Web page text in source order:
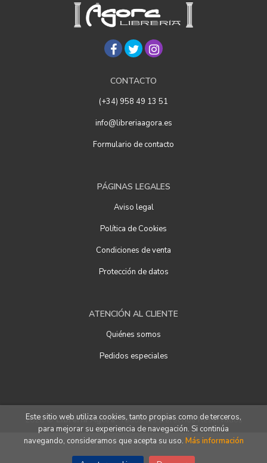
CONTACTO
(+34) 958 49 13 51
info@libreriaagora.es
Formulario de contacto
PÁGINAS LEGALES
Aviso legal
Política de Cookies
Condiciones de venta
Protección de datos
ATENCIÓN AL CLIENTE
Quiénes somos
Pedidos especiales
2026 ©Librería Ágora. Todos los Derechos Reservados
Este sitio web utiliza cookies, tanto propias como de terceros,
para mejorar su experiencia de navegación. Si continúa
navegando, consideramos que acepta su uso. Más información